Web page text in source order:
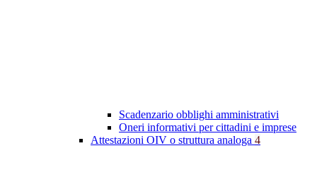
Scadenzario obblighi amministrativi
Oneri informativi per cittadini e imprese
Attestazioni OIV o struttura analoga 4